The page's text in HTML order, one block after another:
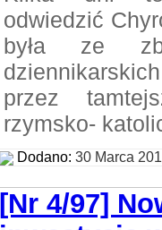
odwiedzić
była ze
przez
rzymsko-
Dodano: 30 Marca
[Nr 4/97]